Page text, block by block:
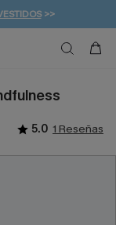
>>
€ >>
5.0 1 Reseñas